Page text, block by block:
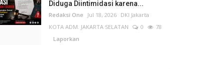
Diduga Diintimidasi karena...
Redaksi One Jul 18, 2026 DKI Jakarta
KOTA ADM. JAKARTA SELATAN
0
78
Laporkan